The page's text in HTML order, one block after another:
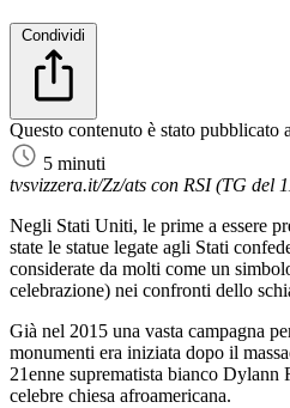
Condividi
Questo contenuto è stato pubblicato
5 minuti
tvsvizzera.it/Zz/ats con RSI (TG del
Negli Stati Uniti, le prime a essere
state le statue legate agli Stati
considerate da molti come un
celebrazione) nei confronti dello
Già nel 2015 una vasta campagna
monumenti era iniziata dopo il
21enne suprematista bianco Dylann
celebre chiesa afroamericana.